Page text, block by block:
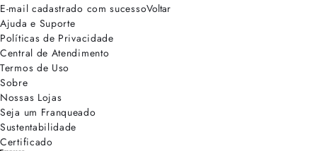
E-mail cadastrado com sucessoVoltar
Ajuda e Suporte
Políticas de Privacidade
Central de Atendimento
Termos de Uso
Sobre
Nossas Lojas
Seja um Franqueado
Sustentabilidade
Certificado